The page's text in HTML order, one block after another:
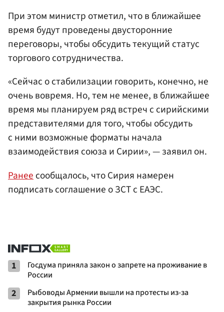
При этом министр отметил, что в ближайшее
время будут проведены двусторонние
переговоры, чтобы обсудить текущий статус
торгового сотрудничества.
«Сейчас о стабилизации говорить, конечно, не
очень вовремя. Но, тем не менее, в ближайшее
время мы планируем ряд встреч с сирийскими
представителями для того, чтобы обсудить
с ними возможные форматы начала
взаимодействия союза и Сирии», — заявил он.
Ранее сообщалось, что Сирия намерен
подписать соглашение о ЗСТ с ЕАЭС.
1
Госдума приняла закон о запрете на проживание в
России
2
Рыбоводы Армении вышли на протесты из-за
закрытия рынка России